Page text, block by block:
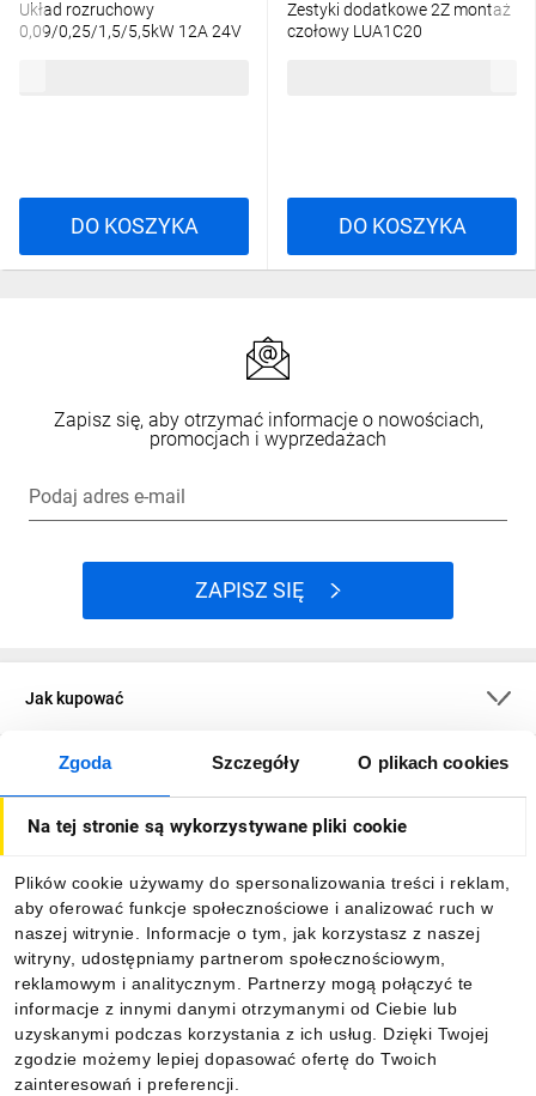
Zgoda Szczegóły O plikach cookies
Na tej stronie są wykorzystywane pliki cookie
Plików cookie używamy do spersonalizowania treści i reklam,
aby oferować funkcje społecznościowe i analizować ruch w
naszej witrynie. Informacje o tym, jak korzystasz z naszej
witryny, udostępniamy partnerom społecznościowym,
reklamowym i analitycznym. Partnerzy mogą połączyć te
informacje z innymi danymi otrzymanymi od Ciebie lub
uzyskanymi podczas korzystania z ich usług. Dzięki Twojej
zgodzie możemy lepiej dopasować ofertę do Twoich
zainteresowań i preferencji.
Układ rozruchowy
0,09/0,25/1,5/5,5kW 12A 24V
DO KOSZYKA
Zestyki dodatkowe 2Z montaż
czołowy LUA1C20
DO KOSZYKA
Zapisz się, aby otrzymać informacje o nowościach,
promocjach i wyprzedażach
Podaj adres e-mail
ZAPISZ SIĘ
Jak kupować
O firmie
Informacje
Pobierz naszą aplikację mobilną: